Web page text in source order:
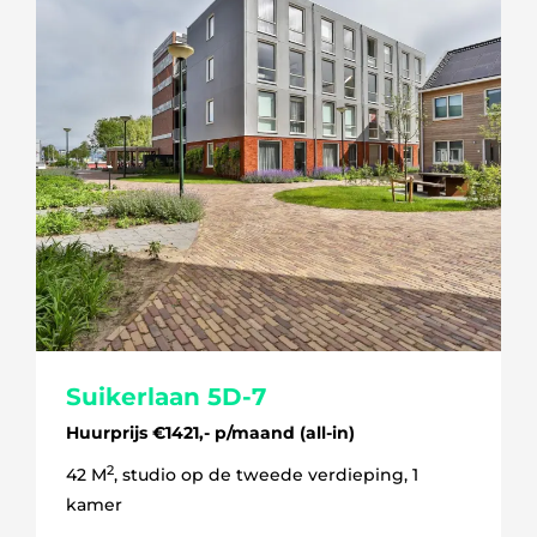
Suikerlaan 5D-7
Huurprijs €1421,- p/maand (all-in)
42 M2, studio op de tweede verdieping, 1
kamer